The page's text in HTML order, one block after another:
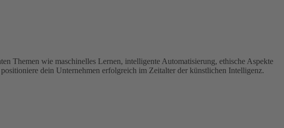
Themen wie maschinelles Lernen, intelligente Automatisierung, ethische Aspekte
dein Unternehmen erfolgreich im Zeitalter der künstlichen Intelligenz.